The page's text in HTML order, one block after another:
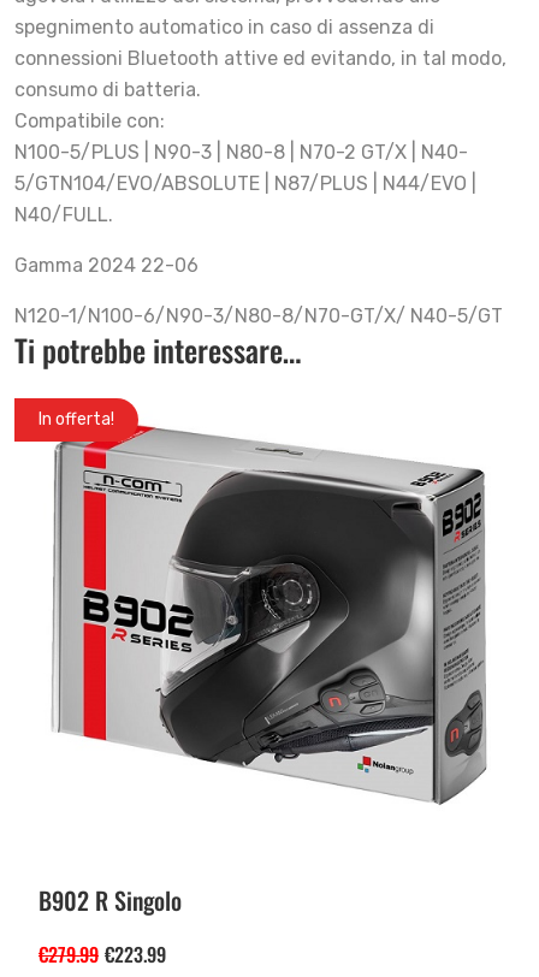
spegnimento automatico in caso di assenza di
connessioni Bluetooth attive ed evitando, in tal modo,
consumo di batteria.
Compatibile con:
N100-5/PLUS | N90-3 | N80-8 | N70-2 GT/X | N40-
5/GTN104/EVO/ABSOLUTE | N87/PLUS | N44/EVO |
N40/FULL.
Gamma 2024 22-06
N120-1/N100-6/N90-3/N80-8/N70-GT/X/ N40-5/GT
Ti potrebbe interessare…
In offerta!
B902 R Singolo
€279.99 €223.99